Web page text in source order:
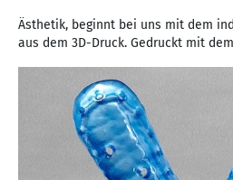
Ästhetik, beginnt bei uns mit dem
aus dem 3D-Druck. Gedruckt mit